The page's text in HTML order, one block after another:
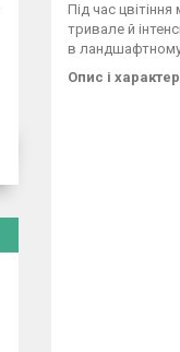
Під час
тривале й
в ландшафтному
Опис і